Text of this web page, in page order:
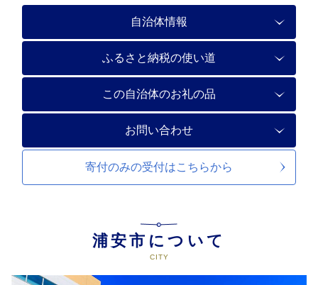
自治体情報
ふるさと納税の使い道
この自治体のお礼の品
お問い合わせ
寄付のみの受付はこちらから
浦安市について